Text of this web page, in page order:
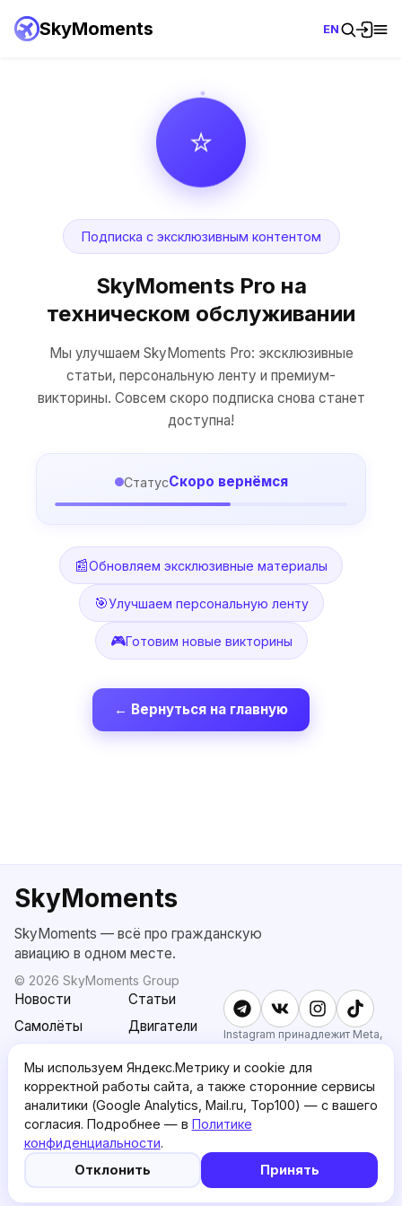
SkyMoments EN
⭐
Подписка с эксклюзивным контентом
SkyMoments Pro на
техническом обслуживании
Мы улучшаем SkyMoments Pro: эксклюзивные
статьи, персональную ленту и премиум-
викторины. Совсем скоро подписка снова станет
доступна!
СтатусСкоро вернёмся
📰Обновляем эксклюзивные материалы
🎯Улучшаем персональную ленту
🎮Готовим новые викторины
← Вернуться на главную
SkyMoments
SkyMoments — всё про гражданскую
авиацию в одном месте.
© 2026 SkyMoments Group
Новости
Статьи
Самолёты
Двигатели
AI: Altair
SkyMoments
Pro
О проекте
Пользовательское
соглашение
Политика
конфиденциальности
English version
Instagram принадлежит Meta,
признанной экстремистской и
запрещённой в РФ.
Мы используем Яндекс.Метрику и cookie для
корректной работы сайта, а также сторонние сервисы
аналитики (Google Analytics, Mail.ru, Top100) — с вашего
согласия. Подробнее — в Политике
конфиденциальности.
Отклонить
Принять